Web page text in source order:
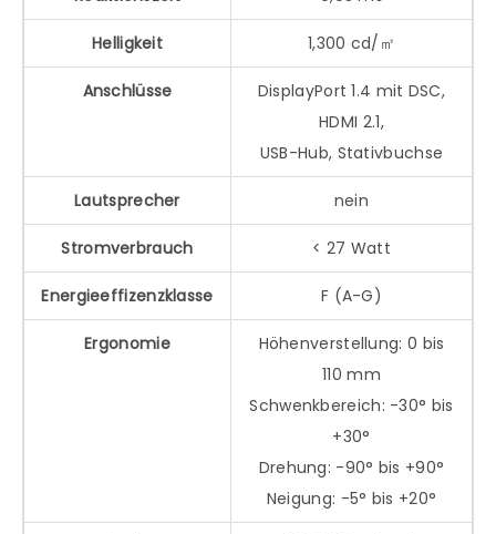
Helligkeit 1,300 cd/㎡
Anschlüsse
DisplayPort 1.4 mit DSC,
HDMI 2.1,
USB-Hub, Stativbuchse
Lautsprecher nein
Stromverbrauch < 27 Watt
Energieeffizenzklasse F (A-G)
Ergonomie
Höhenverstellung: 0 bis
110 mm
Schwenkbereich: -30° bis
+30°
Drehung: -90° bis +90°
Neigung: -5° bis +20°